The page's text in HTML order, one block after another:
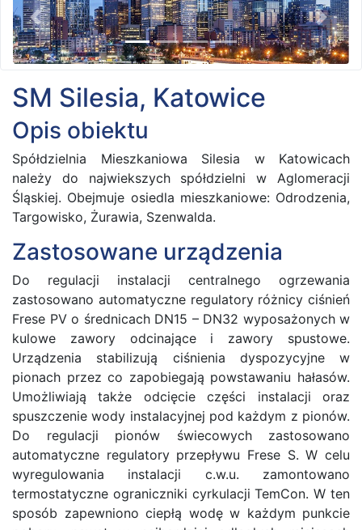
Previous Next
SM Silesia, Katowice
Opis obiektu
Spółdzielnia Mieszkaniowa Silesia w Katowicach
należy do najwiekszych spółdzielni w Aglomeracji
Śląskiej. Obejmuje osiedla mieszkaniowe: Odrodzenia,
Targowisko, Żurawia, Szenwalda.
Zastosowane urządzenia
Do regulacji instalacji centralnego ogrzewania
zastosowano automatyczne regulatory różnicy ciśnień
Frese PV o średnicach DN15 – DN32 wyposażonych w
kulowe zawory odcinające i zawory spustowe.
Urządzenia stabilizują ciśnienia dyspozycyjne w
pionach przez co zapobiegają powstawaniu hałasów.
Umożliwiają także odcięcie części instalacji oraz
spuszczenie wody instalacyjnej pod każdym z pionów.
Do regulacji pionów świecowych zastosowano
automatyczne regulatory przepływu Frese S. W celu
wyregulowania instalacji c.w.u. zamontowano
termostatyczne ograniczniki cyrkulacji TemCon. W ten
sposób zapewniono ciepłą wodę w każdym punkcie